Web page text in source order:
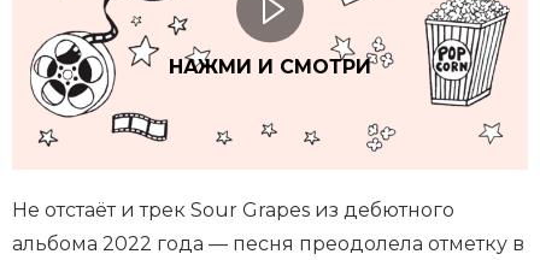
НАЖМИ И СМОТРИ
Не отстаёт и трек Sour Grapes из дебютного
альбома 2022 года — песня преодолела отметку в